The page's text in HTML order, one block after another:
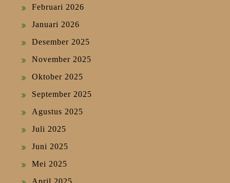
Februari 2026
Januari 2026
Desember 2025
November 2025
Oktober 2025
September 2025
Agustus 2025
Juli 2025
Juni 2025
Mei 2025
April 2025